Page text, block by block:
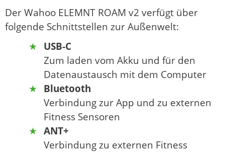
Der Wahoo ELEMNT ROAM v2 verfügt über
folgende Schnittstellen zur Außenwelt:
USB-C
Zum laden vom Akku und für den
Datenaustausch mit dem Computer
Bluetooth
Verbindung zur App und zu externen
Fitness Sensoren
ANT+
Verbindung zu externen Fitness